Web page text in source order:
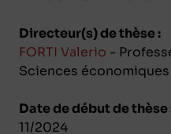
Directeur(s) de thèse :
FORTI Valerio -
Sciences
Date de début de thèse
11/2024